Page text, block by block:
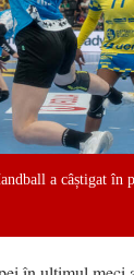
a câștigat în